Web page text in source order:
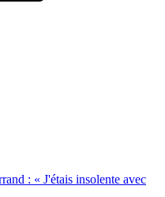
: « J'étais insolente avec